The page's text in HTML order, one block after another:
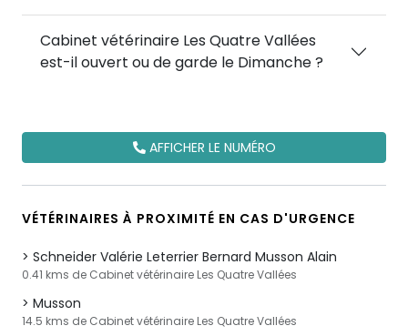
Cabinet vétérinaire Les Quatre Vallées
est-il ouvert ou de garde le Dimanche ?
AFFICHER LE NUMÉRO
VÉTÉRINAIRES À PROXIMITÉ EN CAS D'URGENCE
Schneider Valérie Leterrier Bernard Musson Alain
0.41 kms de Cabinet vétérinaire Les Quatre Vallées
Musson
14.5 kms de Cabinet vétérinaire Les Quatre Vallées